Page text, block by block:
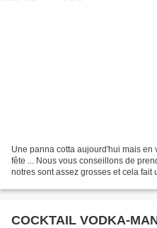
Une panna cotta aujourd'hui mais
fête ... Nous vous conseillons de
notres sont assez grosses et cela fait
COCKTAIL VODKA-